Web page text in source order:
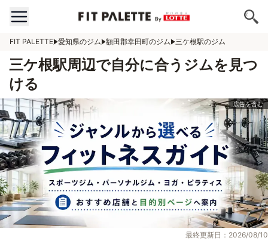
FIT PALETTE 愛知県のジム 額田郡幸田町のジム 三ケ根駅のジム
三ケ根駅周辺で自分に合うジムを見つ
ける
最終更新日：2026/08/10